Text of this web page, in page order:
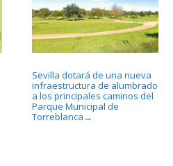
Sevilla dotará de una nueva
infraestructura de alumbrado
a los principales caminos del
Parque Municipal de
Torreblanca →